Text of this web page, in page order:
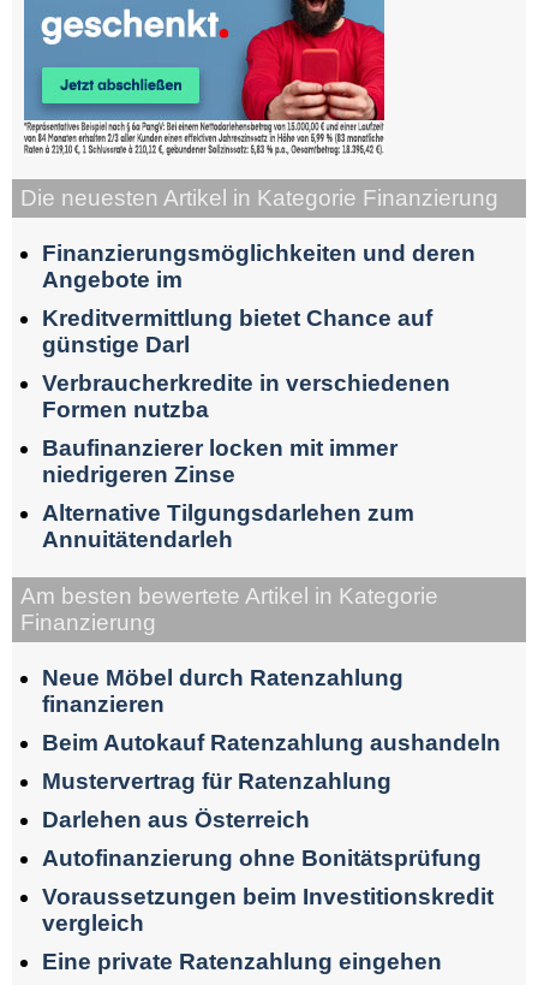
Die neuesten Artikel in Kategorie Finanzierung
Finanzierungsmöglichkeiten und deren
Angebote im
Kreditvermittlung bietet Chance auf
günstige Darl
Verbraucherkredite in verschiedenen
Formen nutzba
Baufinanzierer locken mit immer
niedrigeren Zinse
Alternative Tilgungsdarlehen zum
Annuitätendarleh
Am besten bewertete Artikel in Kategorie
Finanzierung
Neue Möbel durch Ratenzahlung
finanzieren
Beim Autokauf Ratenzahlung aushandeln
Mustervertrag für Ratenzahlung
Darlehen aus Österreich
Autofinanzierung ohne Bonitätsprüfung
Voraussetzungen beim Investitionskredit
vergleich
Eine private Ratenzahlung eingehen